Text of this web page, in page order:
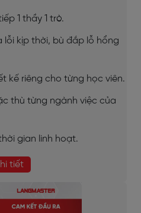
1 thầy 1 trò.
lỗi kịp thời, bù đắp lỗ hổng
kế riêng cho từng học viên.
thù từng ngành việc của
gian linh hoạt.
tiết